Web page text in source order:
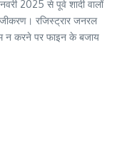
2025 से पूर्व शादी वालों
रजिस्ट्रार जनरल
न करने पर फाइन के बजाय